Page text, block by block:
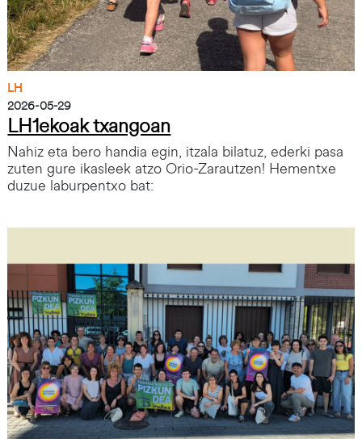
LH
2026-05-29
LH1ekoak txangoan
Nahiz eta bero handia egin, itzala bilatuz, ederki pasa
zuten gure ikasleek atzo Orio-Zarautzen! Hementxe
duzue laburpentxo bat: